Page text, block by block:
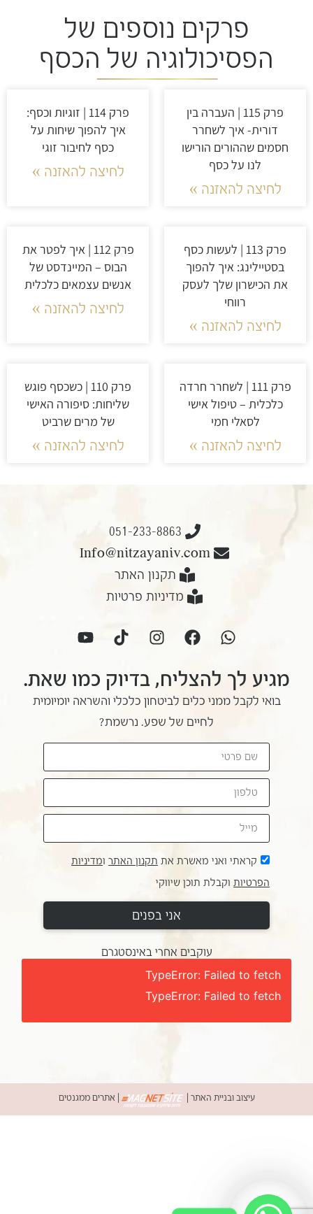
פרקים נוספים של
הפסיכולוגיה של הכסף
פרק 115 | העברה בין
דורית- איך לשחרר
חסמים שההורים הורישו
לנו על כסף
לחיצה להאזנה »
פרק 114 | זוגיות וכסף:
איך להפוך שיחות על
כסף לחיבור זוגי
לחיצה להאזנה »
פרק 113 | לעשות כסף
בסטיילינג: איך להפוך
את הכישרון שלך לעסק
רווחי
לחיצה להאזנה »
פרק 112 | איך לפטר את
הבוס – המיינדסט של
אנשים עצמאים כלכלית
לחיצה להאזנה »
פרק 111 | לשחרר חרדה
כלכלית – טיפול אישי
לסאלי חמי
לחיצה להאזנה »
פרק 110 | כשכסף פוגש
שליחות: סיפורה האישי
של מרים שרביט
לחיצה להאזנה »
051-233-8863
Info@nitzayaniv.com
תקנון האתר
מדיניות פרטיות
מגיע לך להצליח, בדיוק כמו שאת.
בואי לקבל ממני כלים לביטחון כלכלי והשראה יומיומית
לחיים של שפע. נרשמת?
קראתי ואני מאשרת את תקנון האתרומדיניות
הפרטיותוקבלת תוכן שיווקי
אני בפנים
עוקבים אחרי באינסטגרם
TypeError: Failed to fetch
TypeError: Failed to fetch
עיצוב ובניית האתר אתרים ממגנטים